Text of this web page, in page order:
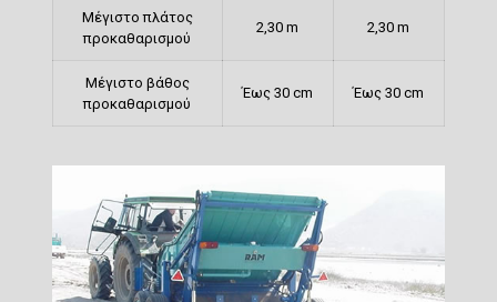
Μέγιστο πλάτος
προκαθαρισμού
2,30 m 2,30 m
Μέγιστο βάθος
προκαθαρισμού
Έως 30 cm Έως 30 cm